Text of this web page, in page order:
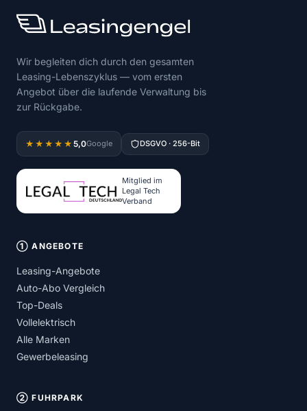
Wir begleiten dich durch den gesamten
Leasing-Lebenszyklus — vom ersten
Angebot über die laufende Verwaltung bis
zur Rückgabe.
★★★★★ 5,0Google DSGVO · 256-Bit
Mitglied im
Legal Tech
Verband
① ANGEBOTE
Leasing-Angebote
Auto-Abo Vergleich
Top-Deals
Vollelektrisch
Alle Marken
Gewerbeleasing
② FUHRPARK